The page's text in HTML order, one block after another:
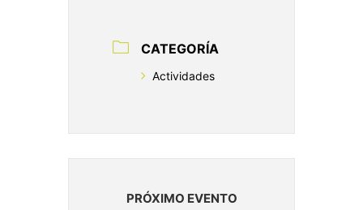
CATEGORÍA
Actividades
PRÓXIMO EVENTO